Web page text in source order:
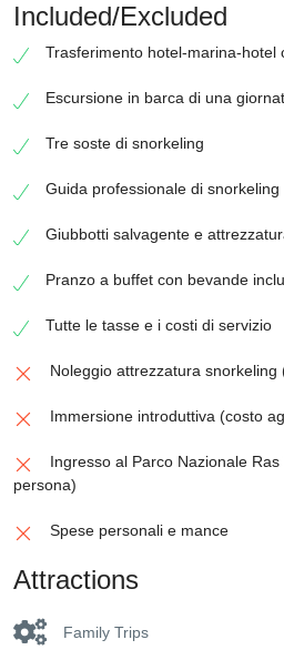
Included/Excluded
Trasferimento hotel-marina-hotel
Escursione in barca di una
Tre soste di snorkeling
Guida professionale di snorkeling
Giubbotti salvagente e
Pranzo a buffet con bevande
Tutte le tasse e i costi di servizio
Noleggio attrezzatura snorkeling
Immersione introduttiva (costo
Ingresso al Parco Nazionale
persona)
Spese personali e mance
Attractions
Family Trips